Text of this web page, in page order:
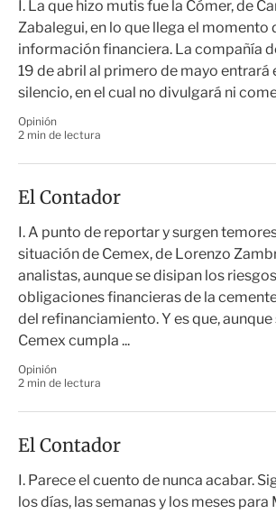
I. La que hizo mutis fue la Cómer, de
Zabalegui, en lo que llega el momento
información financiera. La compañía
19 de abril al primero de mayo entrará
silencio, en el cual no divulgará ni
Opinión
2 min de lectura
El Contador
I. A punto de reportar y surgen
situación de Cemex, de Lorenzo
analistas, aunque se disipan los
obligaciones financieras de la
del refinanciamiento. Y es que, aunque
Cemex cumpla ...
Opinión
2 min de lectura
El Contador
I. Parece el cuento de nunca acabar.
los días, las semanas y los meses para